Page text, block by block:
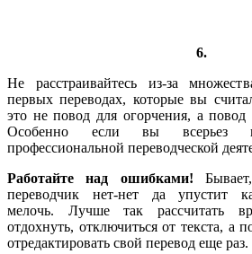
6.
Не расстраивайтесь из-за
первых переводах, которые вы
это не повод для огорчения, а
Особенно если вы всерьез
профессиональной переводческой
Работайте над ошибками!
переводчик нет-нет да упустит
мелочь. Лучше так рассчитать
отдохнуть, отключиться от текста, а
отредактировать свой перевод еще раз.